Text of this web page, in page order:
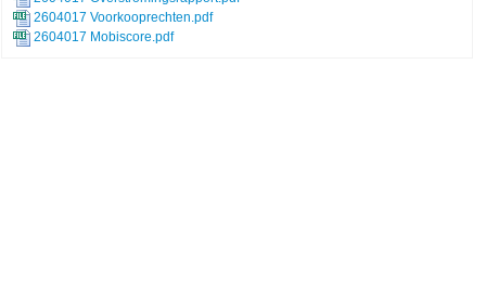
2604017 Voorkooprechten.pdf
2604017 Mobiscore.pdf